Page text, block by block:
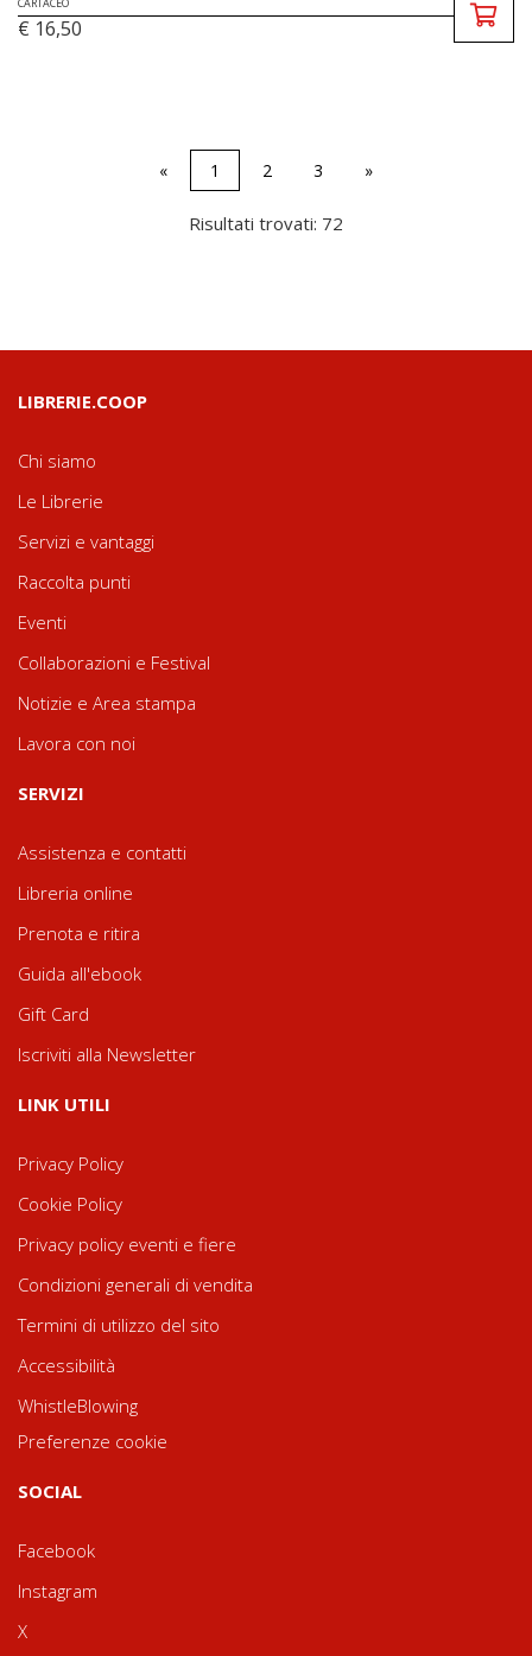
CARTACEO
€ 16,50
« 1 2 3 »
Risultati trovati: 72
LIBRERIE.COOP
Chi siamo
Le Librerie
Servizi e vantaggi
Raccolta punti
Eventi
Collaborazioni e Festival
Notizie e Area stampa
Lavora con noi
SERVIZI
Assistenza e contatti
Libreria online
Prenota e ritira
Guida all'ebook
Gift Card
Iscriviti alla Newsletter
LINK UTILI
Privacy Policy
Cookie Policy
Privacy policy eventi e fiere
Condizioni generali di vendita
Termini di utilizzo del sito
Accessibilità
WhistleBlowing
Preferenze cookie
SOCIAL
Facebook
Instagram
X